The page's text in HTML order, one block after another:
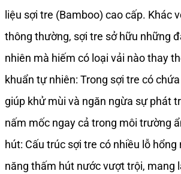
liệu sợi tre (Bamboo) cao cấp. Khác
thông thường, sợi tre sở hữu những
nhiên mà hiếm có loại vải nào thay
khuẩn tự nhiên: Trong sợi tre có chứa
giúp khử mùi và ngăn ngừa sự phát
nấm mốc ngay cả trong môi trường
hút: Cấu trúc sợi tre có nhiều lỗ hổng
năng thấm hút nước vượt trội, mang